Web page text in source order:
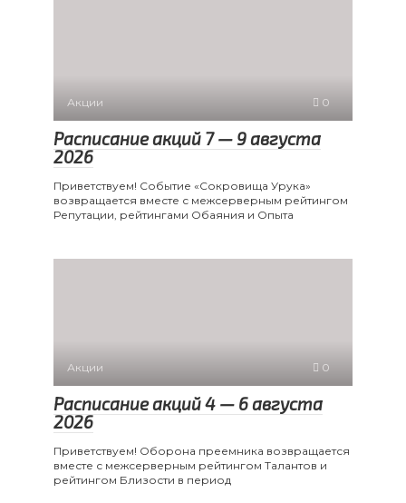
Акции 0
Расписание акций 7 — 9 августа
2026
Приветствуем! Событие «Сокровища Урука»
возвращается вместе с межсерверным рейтингом
Репутации, рейтингами Обаяния и Опыта
Акции 0
Расписание акций 4 — 6 августа
2026
Приветствуем! Оборона преемника возвращается
вместе с межсерверным рейтингом Талантов и
рейтингом Близости в период